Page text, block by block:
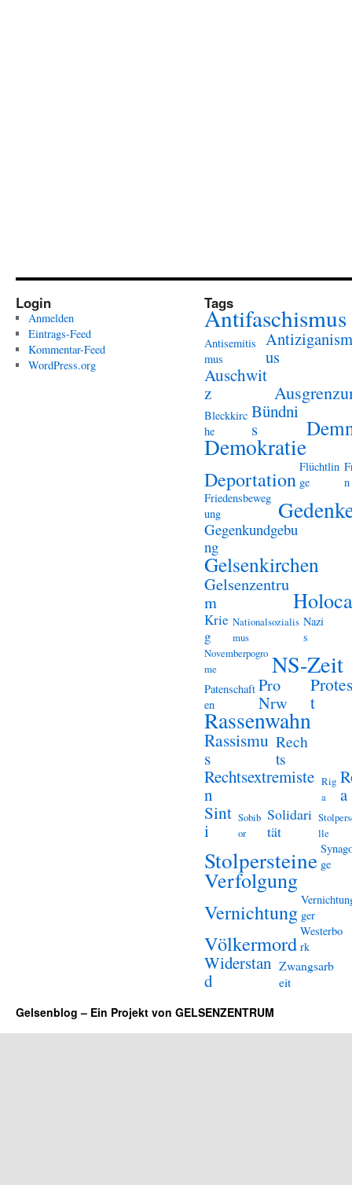
Login
Anmelden
Eintrags-Feed
Kommentar-Feed
WordPress.org
Tags
Antifaschismus
Antisemitis
mus
Antiziganism
us
Auschwit
z
Bleckkirc
he
Bündni
s
Demokratie
Deportation
Flüchtlin
ge
n
Friedensbeweg
ung
Gegenkundgebu
ng
Gelsenkirchen
Gelsenzentru
m
Krie
g
Nationalsozialis
mus
Nazi
s
Novemberpogro
me
NS-Zeit
Patenschaft
en
Pro
Nrw
Protes
t
Rassenwahn
Rassismu
s
Rech
ts
Rechtsextremiste
n
Rig
a
a
Sint
i
Sobib
or
Solidari
tät
lle
Stolpersteine ge
Verfolgung
Vernichtung ger
Völkermord Westerbo
rk
Widerstan
d
Zwangsarb
eit
Gelsenblog – Ein Projekt von GELSENZENTRUM